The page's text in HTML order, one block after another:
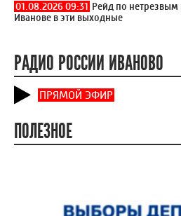
01.08.2026 09:31 Рейд по нетрезвым
Иванове в эти выходные
РАДИО РОССИИ ИВАНОВО
ПРЯМОЙ ЭФИР
ПОЛЕЗНОЕ